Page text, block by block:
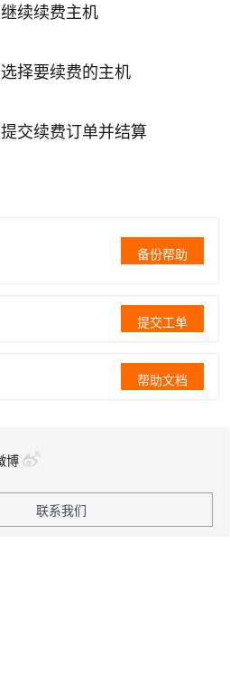
继续续费主机
选择要续费的主机
提交续费订单并结算
备份帮助
提交工单
帮助文档